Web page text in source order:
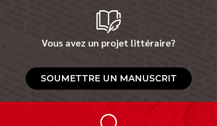
Vous avez un projet littéraire?
SOUMETTRE UN MANUSCRIT